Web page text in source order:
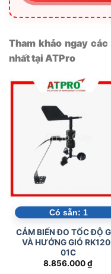
Tham khảo ngay
nhất tại ATPro
Có sẵn: 1
CẢM BIẾN ĐO TỐC ĐỘ
VÀ HƯỚNG GIÓ
01C
8.856.000₫